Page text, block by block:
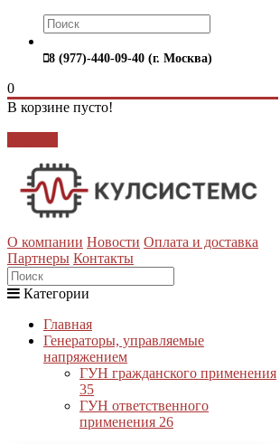
8 (977)-440-09-40 (г. Москва)
0
В корзине пусто!
О компании Новости Оплата и доставка
Партнеры Контакты
Категории
Главная
Генераторы, управляемые
напряжением
ГУН гражданского применения
35
ГУН ответственного
применения 26